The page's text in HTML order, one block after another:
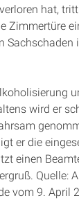
Termine
Über a.i.d.a.
Twitter &
hat,
Zimmertüre
Sachschaden
wird er
er die
einen
Quelle:
vom 9. April